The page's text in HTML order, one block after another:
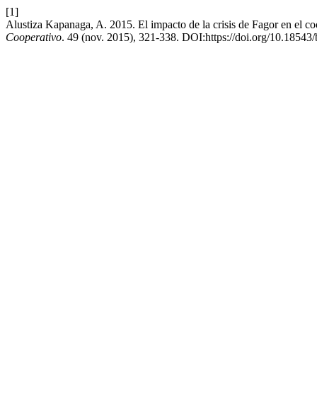
[1]
Alustiza Kapanaga, A. 2015. El impacto de la crisis de Fagor en el
Cooperativo. 49 (nov. 2015), 321-338. DOI:https://doi.org/